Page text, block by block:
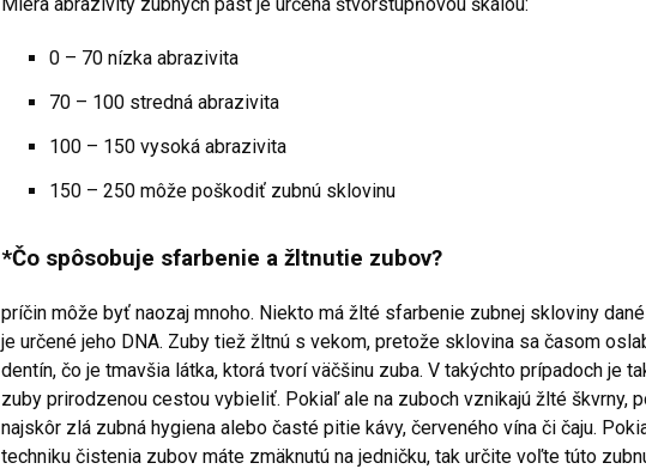
0 – 70 nízka abrazivita
70 – 100 stredná abrazivita
100 – 150 vysoká abrazivita
150 – 250 môže poškodiť zubnú sklovinu
*Čo spôsobuje sfarbenie a žltnutie zubov?
príčin môže byť naozaj mnoho. Niekto má žlté sfarbenie zubnej skloviny
je určené jeho DNA. Zuby tiež žltnú s vekom, pretože sklovina sa časom
dentín, čo je tmavšia látka, ktorá tvorí väčšinu zuba. V takýchto prípadoch je
zuby prirodzenou cestou vybieliť. Pokiaľ ale na zuboch vznikajú žlté škvrny,
najskôr zlá zubná hygiena alebo časté pitie kávy, červeného vína či čaju.
techniku čistenia zubov máte zmäknutú na jedničku, tak určite voľte túto